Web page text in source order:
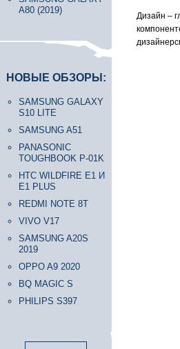
A80 (2019)
НОВЫЕ ОБЗОРЫ:
SAMSUNG GALAXY
S10 LITE
SAMSUNG A51
PANASONIC
TOUGHBOOK P-01K
HTC WILDFIRE E1 И
E1 PLUS
REDMI NOTE 8T
VIVO V17
SAMSUNG A20S
2019
OPPO A9 2020
BQ MAGIC S
PHILIPS S397
Дизайн –